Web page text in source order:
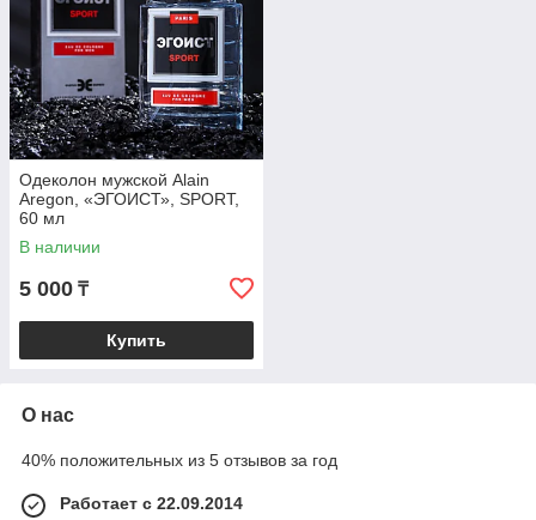
Одеколон мужской Alain
Aregon, «ЭГОИСТ», SPORT,
60 мл
В наличии
5 000 ₸
Купить
О нас
40% положительных из 5 отзывов за год
Работает с 22.09.2014